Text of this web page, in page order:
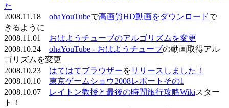
た
2008.11.18 ohaYouTubeで高画質HD動画をダウンロードで
きるように
2008.11.01 おはようチューブのアルゴリズムを変更
2008.10.24 ohaYouTube - おはようチューブの動画取得アル
ゴリズムを変更
2008.10.23 はてはてブラウザーを リリースしました！
2008.10.10 東京ゲームショウ2008レポートその1
2008.10.07
レイトン教授と最後の時間旅行攻略Wikiスター
ト！